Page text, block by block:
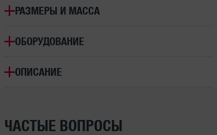
РАЗМЕРЫ И МАССА
ОБОРУДОВАНИЕ
ОПИСАНИЕ
ЧАСТЫЕ ВОПРОСЫ